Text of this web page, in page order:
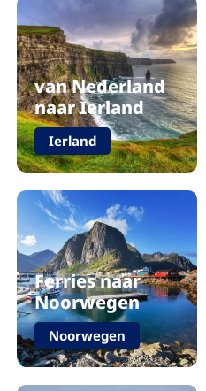
van Nederland
naar Ierland
Ierland
Ferries naar
Noorwegen
Noorwegen